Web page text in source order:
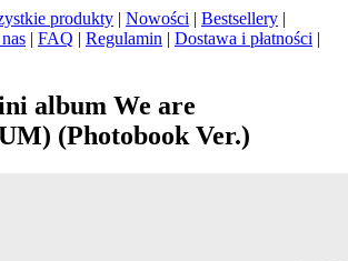
produkty | Nowości | Bestsellery |
| FAQ | Regulamin | Dostawa i płatności |
album We are
(Photobook Ver.)